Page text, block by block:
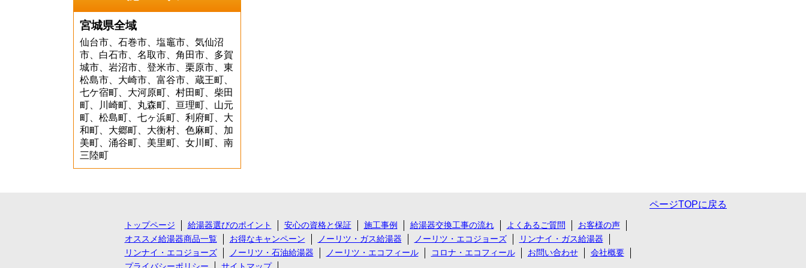
宮城県全域
仙台市、石巻市、塩竈市、気仙沼
市、白石市、名取市、角田市、多賀
城市、岩沼市、登米市、栗原市、東
松島市、大崎市、富谷市、蔵王町、
七ケ宿町、大河原町、村田町、柴田
町、川崎町、丸森町、亘理町、山元
町、松島町、七ヶ浜町、利府町、大
和町、大郷町、大衡村、色麻町、加
美町、涌谷町、美里町、女川町、南
三陸町
ページTOPに戻る
トップページ 給湯器選びのポイント 安心の資格と保証 施工事例 給湯器交換工事の流れ よくあるご質問
お客様の声
オススメ給湯器商品一覧
お得なキャンペーン ノーリツ・ガス給湯器 ノーリツ・エコジョーズ
リンナイ・ガス給湯器
リンナイ・エコジョーズ
ノーリツ・石油給湯器 ノーリツ・エコフィール コロナ・エコフィール お問い合わせ
会社概要